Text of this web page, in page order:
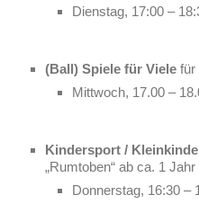
Dienstag, 17:00 –
(Ball) Spiele für Viele für
Mittwoch, 17.00 –
Kindersport /
„Rumtoben“ ab ca. 1 Jahr
Donnerstag, 16:30 –